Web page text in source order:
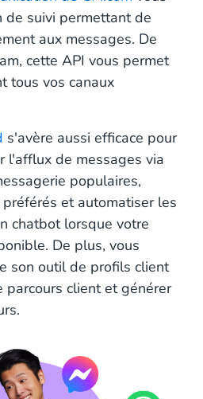
de suivi permettant de
aux messages. De
cette API vous permet
tous vos canaux
s'avère aussi efficace pour
l'afflux de messages via
populaires,
et automatiser les
chatbot lorsque votre
De plus, vous
son outil de profils client
parcours client et générer